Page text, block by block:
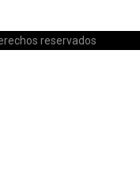
reservados